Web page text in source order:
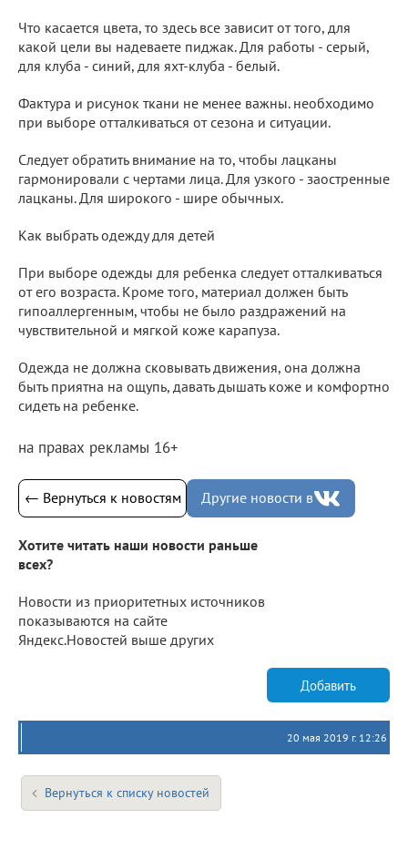
Что касается цвета, то здесь все зависит от того, для
какой цели вы надеваете пиджак. Для работы - серый,
для клуба - синий, для яхт-клуба - белый.
Фактура и рисунок ткани не менее важны. необходимо
при выборе отталкиваться от сезона и ситуации.
Следует обратить внимание на то, чтобы лацканы
гармонировали с чертами лица. Для узкого - заостренные
лацканы. Для широкого - шире обычных.
Как выбрать одежду для детей
При выборе одежды для ребенка следует отталкиваться
от его возраста. Кроме того, материал должен быть
гипоаллергенным, чтобы не было раздражений на
чувствительной и мягкой коже карапуза.
Одежда не должна сковывать движения, она должна
быть приятна на ощупь, давать дышать коже и комфортно
сидеть на ребенке.
на правах рекламы 16+
← Вернуться к новостям Другие новости в
Хотите читать наши новости раньше
всех?
Новости из приоритетных источников
показываются на сайте
Яндекс.Новостей выше других
Добавить
20 мая 2019 г. 12:26
Вернуться к списку новостей